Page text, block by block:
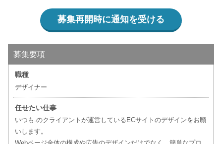
募集再開時に通知を受ける
募集要項
職種
デザイナー
任せたい仕事
いつも.のクライアントが運営しているECサイトのデザインをお願
いします。